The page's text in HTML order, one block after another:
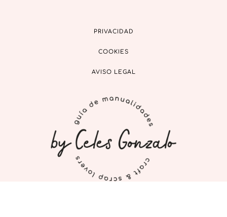
PRIVACIDAD
COOKIES
AVISO LEGAL